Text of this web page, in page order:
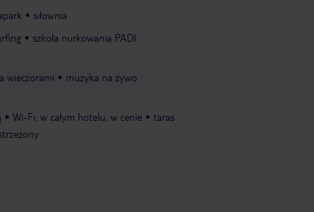
siłownia
szkoła nurkowania PADI
wieczorami muzyka na żywo
Wi-Fi: w całym hotelu, w cenie
taras